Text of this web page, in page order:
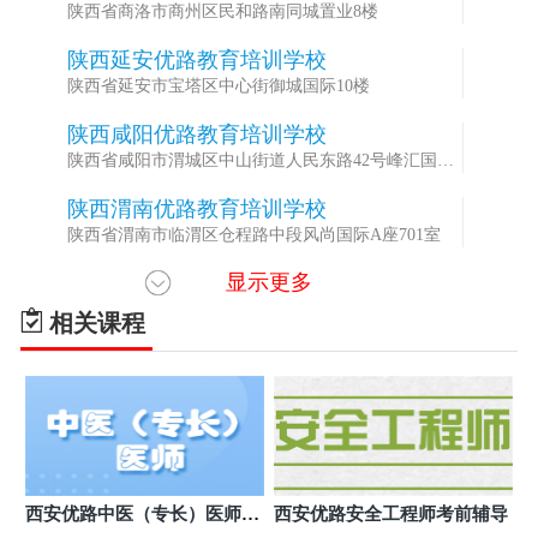
陕西省商洛市商州区民和路南同城置业8楼
陕西延安优路教育培训学校
陕西省延安市宝塔区中心街御城国际10楼
陕西咸阳优路教育培训学校
陕西省咸阳市渭城区中山街道人民东路42号峰汇国际
陕西渭南优路教育培训学校
陕西省渭南市临渭区仓程路中段风尚国际A座701室
陕西汉中优路教育培训学校
陕西省汉中市汉台区虎桥路1号财富首座（乘坐观光电
梯）5楼
陕西宝鸡优路教育培训学校
室
陕西榆林优路教育培训学校
陕西省榆林市榆阳区长城南路翰庭大厦4楼402室
9 陕西西安优路教育培训学校
显示更多
相关课程
西安优路中医（专长）医师培
西安优路安全工程师考前辅导